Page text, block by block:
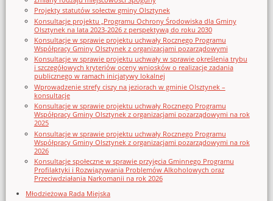
Projekty statutów sołectw gminy Olsztynek
Konsultacje projektu „Programu Ochrony Środowiska dla Gminy
Olsztynek na lata 2023-2026 z perspektywą do roku 2030
Konsultacje w sprawie projektu uchwały Rocznego Programu
Współpracy Gminy Olsztynek z organizacjami pozarządowymi
Konsultacje w sprawie projektu uchwały w sprawie określenia trybu
i szczegółowych kryteriów oceny wniosków o realizację zadania
publicznego w ramach inicjatywy lokalnej
Wprowadzenie strefy ciszy na jeziorach w gminie Olsztynek –
konsultacje
Konsultacje w sprawie projektu uchwały Rocznego Programu
Współpracy Gminy Olsztynek z organizacjami pozarządowymi na rok
2025
Konsultacje w sprawie projektu uchwały Rocznego Programu
Współpracy Gminy Olsztynek z organizacjami pozarządowymi na rok
2026
Konsultacje społeczne w sprawie przyjęcia Gminnego Programu
Profilaktyki i Rozwiązywania Problemów Alkoholowych oraz
Przeciwdziałania Narkomanii na rok 2026
Młodzieżowa Rada Miejska